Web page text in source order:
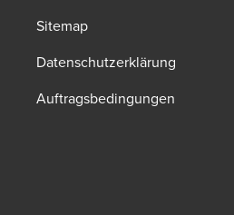
Sitemap
Datenschutzerklärung
Auftragsbedingungen